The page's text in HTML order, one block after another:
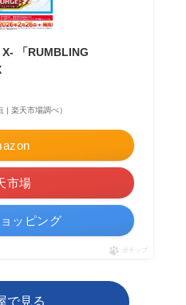
「RUMBLING
| 楽天市場調べ）
市場
ッピング
ポチップ
で見る